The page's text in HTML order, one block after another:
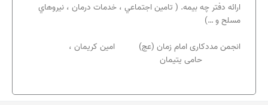
ارائه دفتر چه بيمه. ( تامين اجتماعي ، خدمات درمان ، نيروهاي
مسلح و …)
انجمن مددکاری امام زمان (عج) امین کریمان ،
حامی یتیمان